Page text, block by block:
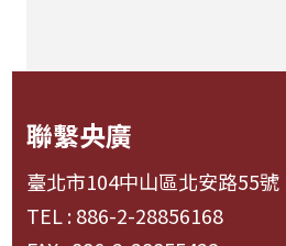
聯繫央廣
臺北市104中山區北安路55號
TEL : 886-2-28856168